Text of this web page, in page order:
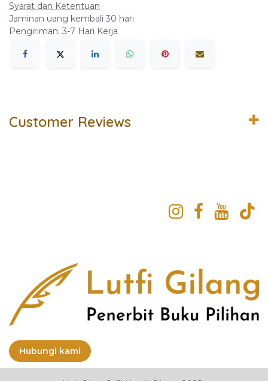
Syarat dan Ketentuan
Jaminan uang kembali 30 hari
Pengiriman: 3-7 Hari Kerja
Customer Reviews
Hubungi kami